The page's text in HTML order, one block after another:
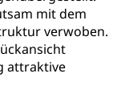
mit dem
verwoben.
attraktive